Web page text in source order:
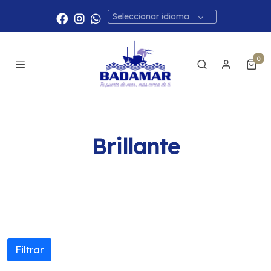
Seleccionar idioma
0
Brillante
Filtrar